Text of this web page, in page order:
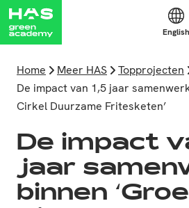
English
Home Meer HAS
Topprojecten
De impact van 1,5 jaar
Cirkel Duurzame Fritesketen’
De impact
jaar
binnen